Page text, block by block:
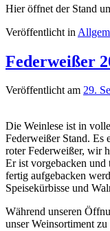
Hier öffnet der Stand
Veröffentlicht in
Federweißer
Veröffentlicht am 29.
Die Weinlese ist in
Federweißer Stand. Es
roter Federweißer, wir
Er ist vorgebacken und
fertig aufgebacken
Speisekürbisse und
Während unseren
unser Weinsortiment